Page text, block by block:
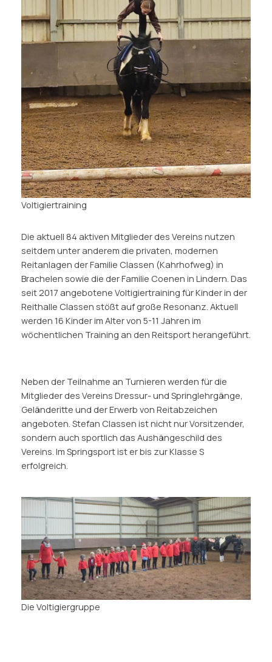
Voltigiertraining
Die aktuell 84 aktiven Mitglieder des Vereins nutzen
seitdem unter anderem die privaten, modernen
Reitanlagen der Familie Classen (Kahrhofweg) in
Brachelen sowie die der Familie Coenen in Lindern. Das
seit 2017 angebotene Voltigiertraining für Kinder in der
Reithalle Classen stößt auf große Resonanz. Aktuell
werden 16 Kinder im Alter von 5-11 Jahren im
wöchentlichen Training an den Reitsport herangeführt.
Neben der Teilnahme an Turnieren werden für die
Mitglieder des Vereins Dressur- und Springlehrgänge,
Geländeritte und der Erwerb von Reitabzeichen
angeboten. Stefan Classen ist nicht nur Vorsitzender,
sondern auch sportlich das Aushängeschild des
Vereins. Im Springsport ist er bis zur Klasse S
erfolgreich.
Die Voltigiergruppe